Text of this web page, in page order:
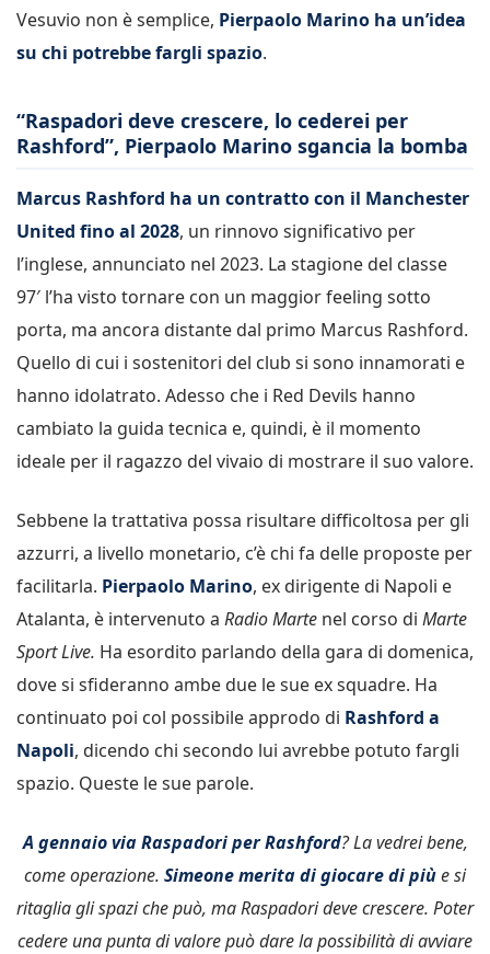
Vesuvio non è semplice, Pierpaolo Marino ha un’idea
su chi potrebbe fargli spazio.
“Raspadori deve crescere, lo cederei per
Rashford”, Pierpaolo Marino sgancia la bomba
Marcus Rashford ha un contratto con il Manchester
United fino al 2028, un rinnovo significativo per
l’inglese, annunciato nel 2023. La stagione del classe
97′ l’ha visto tornare con un maggior feeling sotto
porta, ma ancora distante dal primo Marcus Rashford.
Quello di cui i sostenitori del club si sono innamorati e
hanno idolatrato. Adesso che i Red Devils hanno
cambiato la guida tecnica e, quindi, è il momento
ideale per il ragazzo del vivaio di mostrare il suo valore.
Sebbene la trattativa possa risultare difficoltosa per gli
azzurri, a livello monetario, c’è chi fa delle proposte per
facilitarla. Pierpaolo Marino, ex dirigente di Napoli e
Atalanta, è intervenuto a Radio Marte nel corso di Marte
Sport Live. Ha esordito parlando della gara di domenica,
dove si sfideranno ambe due le sue ex squadre. Ha
continuato poi col possibile approdo di Rashford a
Napoli, dicendo chi secondo lui avrebbe potuto fargli
spazio. Queste le sue parole.
A gennaio via Raspadori per Rashford? La vedrei bene,
come operazione. Simeone merita di giocare di piùe si
ritaglia gli spazi che può, ma Raspadori deve crescere. Poter
cedere una punta di valore può dare la possibilità di avviare